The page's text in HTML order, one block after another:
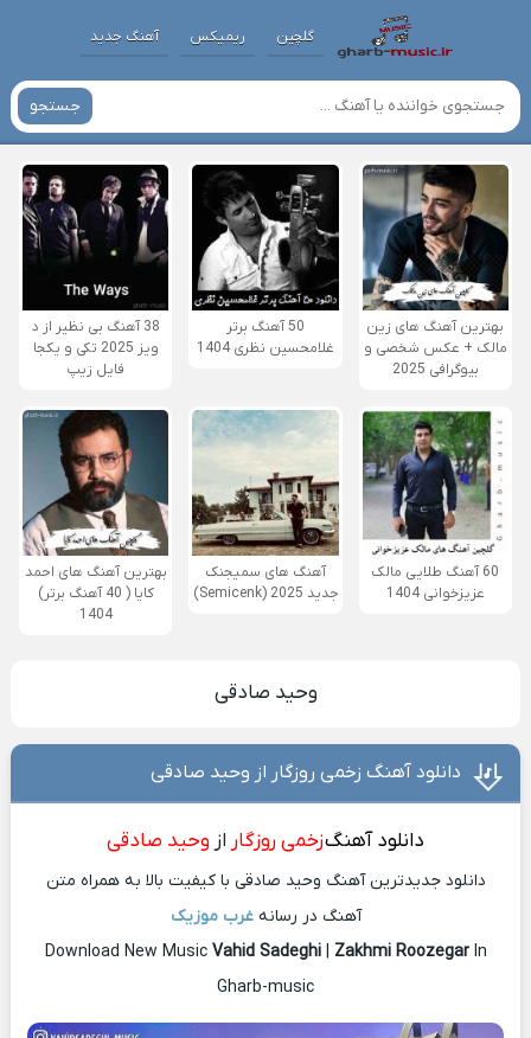
گلچین ریمیکس آهنگ جدید
جستجو
بهترین آهنگ های زین
مالک + عکس شخصی و
بیوگرافی 2025
50 آهنگ برتر
غلامحسین نظری 1404
38 آهنگ بی نظیر از د
ویز 2025 تکی و یکجا
فایل زیپ
60 آهنگ طلایی مالک
عزیزخوانی 1404
آهنگ های سمیجنک
جدید 2025 (Semicenk)
بهترین آهنگ های احمد
کایا ( 40 آهنگ برتر)
1404
وحید صادقی
دانلود آهنگ زخمی روزگار از وحید صادقی
دانلود آهنگزخمی روزگار از وحید صادقی
دانلود جدیدترین آهنگ وحید صادقی با کیفیت بالا به همراه متن
آهنگ در رسانهغرب موزیک
Download New Music Vahid Sadeghi| Zakhmi RoozegarIn
Gharb-music